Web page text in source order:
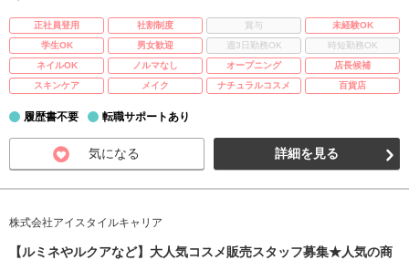
正社員登用 社割制度 賞与
未経験OK
学生OK
男女歓迎 週3日勤務OK
時短勤務OK
ネイルOK
ノルマなし オープニング
店長候補
スキンケア
メイク ナチュラルコスメ 百貨店
履歴書不要 転職サポートあり
気になる 詳細を見る
株式会社アイスタイルキャリア
【ルミネやルクアなど】大人気コスメ販売スタッフ募集★人気の商